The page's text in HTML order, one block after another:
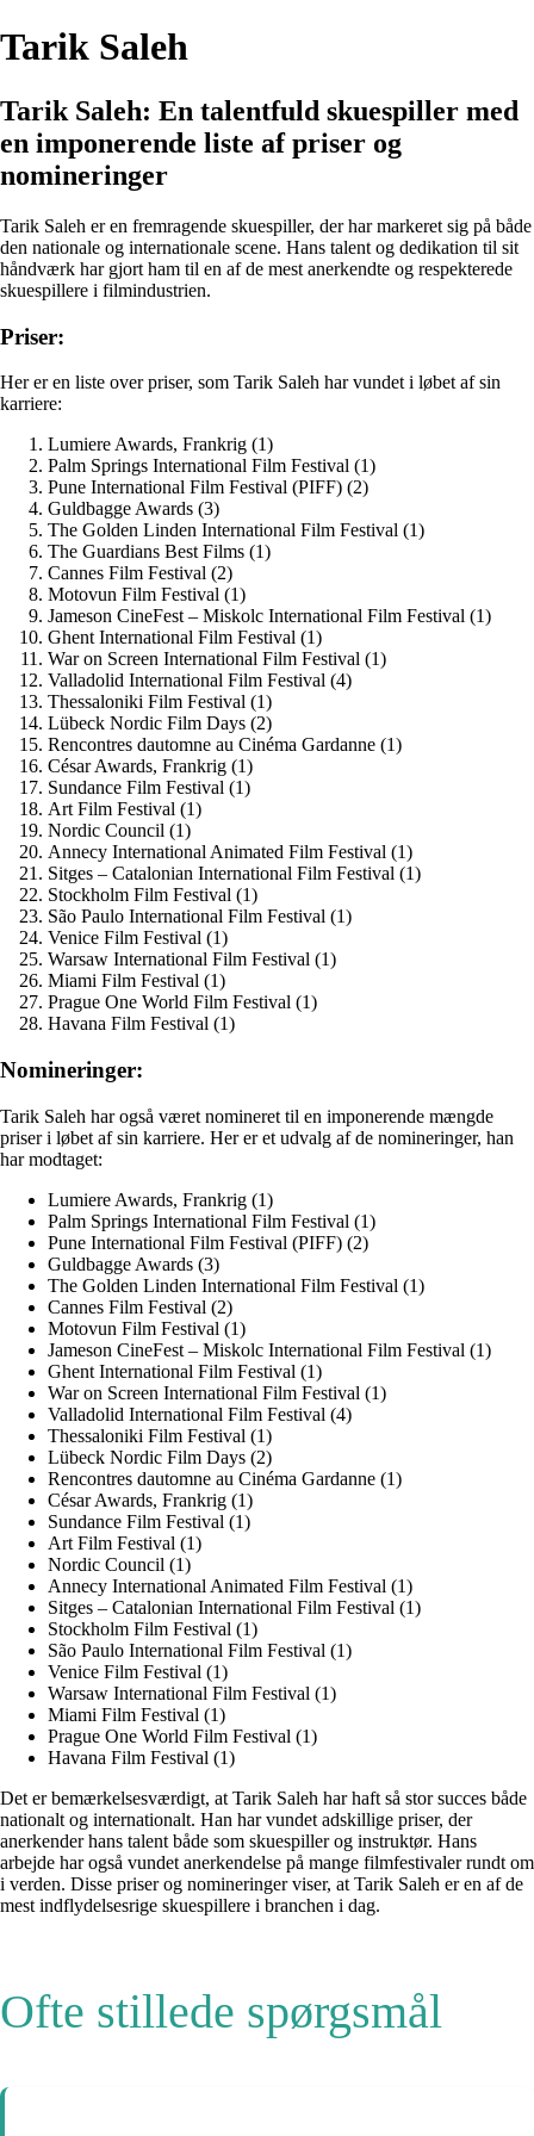
Tarik Saleh
Tarik Saleh: En talentfuld skuespiller med
en imponerende liste af priser og
nomineringer
Tarik Saleh er en fremragende skuespiller, der har markeret sig på både
den nationale og internationale scene. Hans talent og dedikation til sit
håndværk har gjort ham til en af ​​de mest anerkendte og respekterede
skuespillere i filmindustrien.
Priser:
Her er en liste over priser, som Tarik Saleh har vundet i løbet af sin
karriere:
Lumiere Awards, Frankrig (1)
Palm Springs International Film Festival (1)
Pune International Film Festival (PIFF) (2)
Guldbagge Awards (3)
The Golden Linden International Film Festival (1)
The Guardians Best Films (1)
Cannes Film Festival (2)
Motovun Film Festival (1)
Jameson CineFest – Miskolc International Film Festival (1)
Ghent International Film Festival (1)
War on Screen International Film Festival (1)
Valladolid International Film Festival (4)
Thessaloniki Film Festival (1)
Lübeck Nordic Film Days (2)
Rencontres dautomne au Cinéma Gardanne (1)
César Awards, Frankrig (1)
Sundance Film Festival (1)
Art Film Festival (1)
Nordic Council (1)
Annecy International Animated Film Festival (1)
Sitges – Catalonian International Film Festival (1)
Stockholm Film Festival (1)
São Paulo International Film Festival (1)
Venice Film Festival (1)
Warsaw International Film Festival (1)
Miami Film Festival (1)
Prague One World Film Festival (1)
Havana Film Festival (1)
Nomineringer:
Tarik Saleh har også været nomineret til en imponerende mængde
priser i løbet af sin karriere. Her er et udvalg af de nomineringer, han
har modtaget:
Lumiere Awards, Frankrig (1)
Palm Springs International Film Festival (1)
Pune International Film Festival (PIFF) (2)
Guldbagge Awards (3)
The Golden Linden International Film Festival (1)
Cannes Film Festival (2)
Motovun Film Festival (1)
Jameson CineFest – Miskolc International Film Festival (1)
Ghent International Film Festival (1)
War on Screen International Film Festival (1)
Valladolid International Film Festival (4)
Thessaloniki Film Festival (1)
Lübeck Nordic Film Days (2)
Rencontres dautomne au Cinéma Gardanne (1)
César Awards, Frankrig (1)
Sundance Film Festival (1)
Art Film Festival (1)
Nordic Council (1)
Annecy International Animated Film Festival (1)
Sitges – Catalonian International Film Festival (1)
Stockholm Film Festival (1)
São Paulo International Film Festival (1)
Venice Film Festival (1)
Warsaw International Film Festival (1)
Miami Film Festival (1)
Prague One World Film Festival (1)
Havana Film Festival (1)
Det er bemærkelsesværdigt, at Tarik Saleh har haft så stor succes både
nationalt og internationalt. Han har vundet adskillige priser, der
anerkender hans talent både som skuespiller og instruktør. Hans
arbejde har også vundet anerkendelse på mange filmfestivaler rundt om
i verden. Disse priser og nomineringer viser, at Tarik Saleh er en af ​​de
mest indflydelsesrige skuespillere i branchen i dag.
Ofte stillede spørgsmål